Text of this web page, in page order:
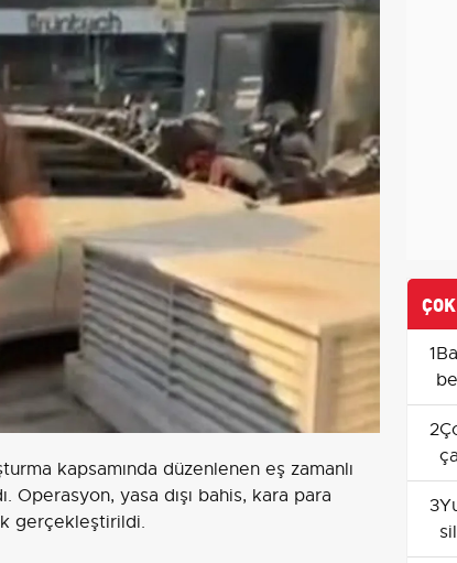
kapsamında düzenlenen eş zamanlı
Operasyon, yasa dışı bahis, kara para
gerçekleştirildi.
1
2
3